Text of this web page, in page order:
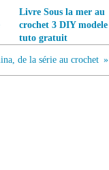
Livre Sous la mer au
crochet 3 DIY modele
tuto gratuit
de la série au crochet